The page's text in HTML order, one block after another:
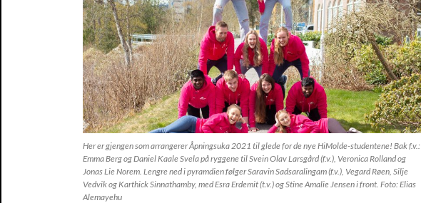
Her er gjengen som arrangerer Åpningsuka 2021 til glede for de nye HiMolde-studentene! Bak f.v.:
Emma Berg og Daniel Kaale Svela på ryggene til Svein Olav Larsgård (f.v.), Veronica Rolland og
Jonas Lie Norem. Lengre ned i pyramdien følger Saravin Sadsaralingam (f.v.), Vegard Røen, Silje
Vedvik og Karthick Sinnathamby, med Esra Erdemit (t.v.) og Stine Amalie Jensen i front. Foto: Elias
Alemayehu